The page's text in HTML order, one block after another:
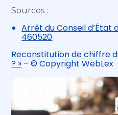
Sources :
Arrêt du Conseil d’État
460520
Reconstitution de chiffre
? » – © Copyright WebLex